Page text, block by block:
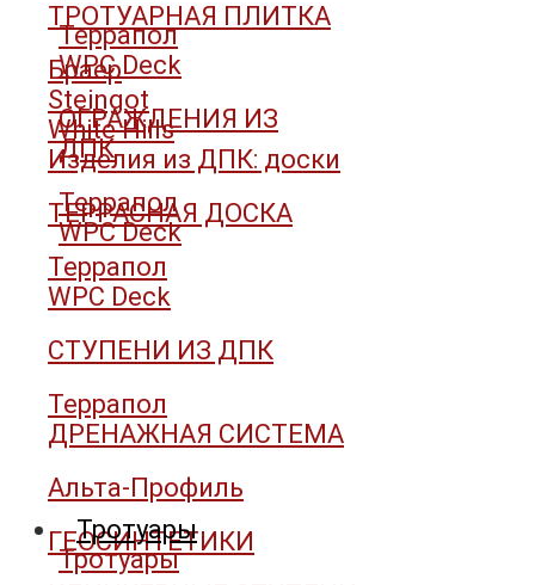
Террапол
WPC Deck
ОГРАЖДЕНИЯ ИЗ
ДПК
Террапол
WPC Deck
Тротуары
Тротуары
ТРОТУАРНАЯ ПЛИТКА
Браер
Steingot
White Hills
Изделия из ДПК: доски
ТЕРРАСНАЯ ДОСКА
Террапол
WPC Deck
СТУПЕНИ ИЗ ДПК
Террапол
ДРЕНАЖНАЯ СИСТЕМА
Альта-Профиль
ГЕОСИНТЕТИКИ